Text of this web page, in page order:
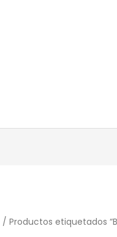
/ Productos etiquetados